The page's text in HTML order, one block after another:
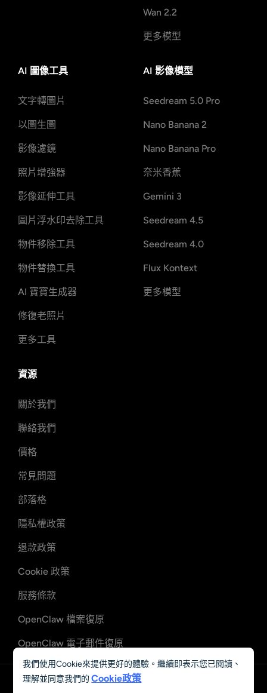
Wan 2.2
更多模型
AI 圖像工具
文字轉圖片
以圖生圖
影像濾鏡
照片增強器
影像延伸工具
圖片浮水印去除工具
物件移除工具
物件替換工具
AI 寶寶生成器
修復老照片
更多工具
AI 影像模型
Seedream 5.0 Pro
Nano Banana 2
Nano Banana Pro
奈米香蕉
Gemini 3
Seedream 4.5
Seedream 4.0
Flux Kontext
更多模型
資源
關於我們
聯絡我們
價格
常見問題
部落格
隱私權政策
退款政策
Cookie 政策
服務條款
OpenClaw 檔案復原
OpenClaw 電子郵件復原
我們使用Cookie來提供更好的體驗。繼續即表示您已閱讀、
理解並同意我們的Cookie政策